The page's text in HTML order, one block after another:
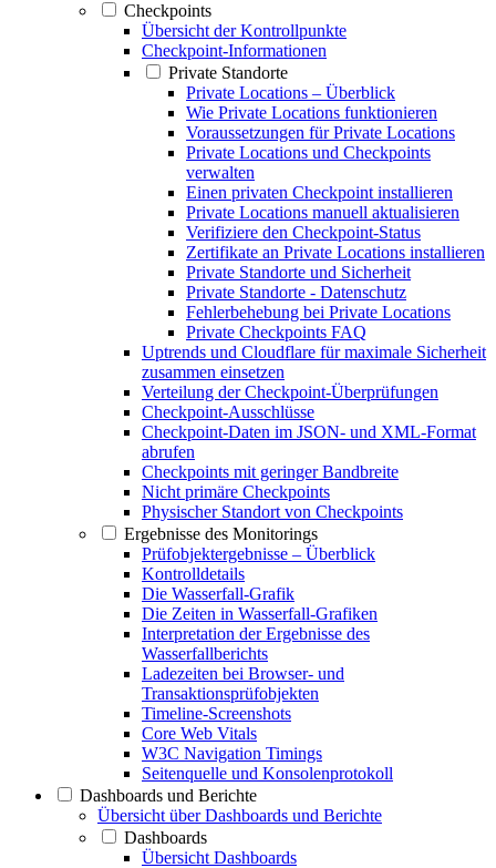
Checkpoints
Übersicht der Kontrollpunkte
Checkpoint-Informationen
Private Standorte
Private Locations – Überblick
Wie Private Locations funktionieren
Voraussetzungen für Private Locations
Private Locations und Checkpoints
verwalten
Einen privaten Checkpoint installieren
Private Locations manuell aktualisieren
Verifiziere den Checkpoint-Status
Zertifikate an Private Locations installieren
Private Standorte und Sicherheit
Private Standorte - Datenschutz
Fehlerbehebung bei Private Locations
Private Checkpoints FAQ
Uptrends und Cloudflare für maximale Sicherheit
zusammen einsetzen
Verteilung der Checkpoint-Überprüfungen
Checkpoint-Ausschlüsse
Checkpoint-Daten im JSON- und XML-Format
abrufen
Checkpoints mit geringer Bandbreite
Nicht primäre Checkpoints
Physischer Standort von Checkpoints
Ergebnisse des Monitorings
Prüfobjektergebnisse – Überblick
Kontrolldetails
Die Wasserfall-Grafik
Die Zeiten in Wasserfall-Grafiken
Interpretation der Ergebnisse des
Wasserfallberichts
Ladezeiten bei Browser- und
Transaktionsprüfobjekten
Timeline-Screenshots
Core Web Vitals
W3C Navigation Timings
Seitenquelle und Konsolenprotokoll
Dashboards und Berichte
Übersicht über Dashboards und Berichte
Dashboards
Übersicht Dashboards